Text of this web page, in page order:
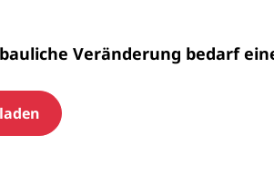
Veränderung bedarf